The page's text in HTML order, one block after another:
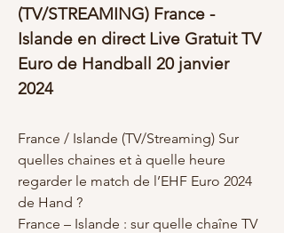
(TV/STREAMING) France -
Islande en direct Live Gratuit TV
Euro de Handball 20 janvier
2024
France / Islande (TV/Streaming) Sur
quelles chaines et à quelle heure
regarder le match de l’EHF Euro 2024
de Hand ?
France – Islande : sur quelle chaîne TV